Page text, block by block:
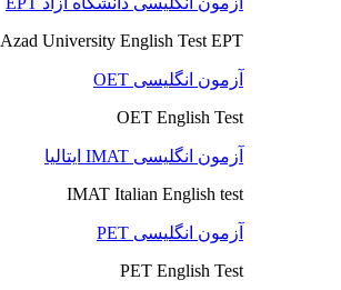
Azad University English Test EPT
آزمون انگلیسی OET
OET English Test
آزمون انگلیسی IMAT ایتالیا
IMAT Italian English test
آزمون انگلیسی PET
PET English Test